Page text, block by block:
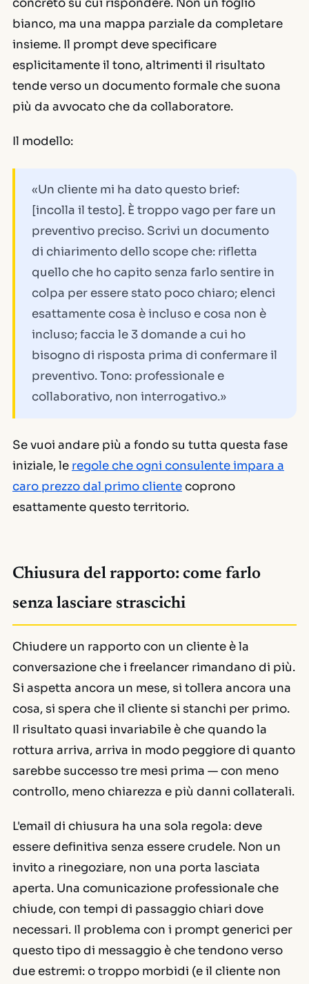
concreto su cui rispondere. Non un foglio
bianco, ma una mappa parziale da completare
insieme. Il prompt deve specificare
esplicitamente il tono, altrimenti il risultato
tende verso un documento formale che suona
più da avvocato che da collaboratore.
Il modello:
«Un cliente mi ha dato questo brief:
[incolla il testo]. È troppo vago per fare un
preventivo preciso. Scrivi un documento
di chiarimento dello scope che: rifletta
quello che ho capito senza farlo sentire in
colpa per essere stato poco chiaro; elenci
esattamente cosa è incluso e cosa non è
incluso; faccia le 3 domande a cui ho
bisogno di risposta prima di confermare il
preventivo. Tono: professionale e
collaborativo, non interrogativo.»
Se vuoi andare più a fondo su tutta questa fase
iniziale, le regole che ogni consulente impara a
caro prezzo dal primo clientecoprono
esattamente questo territorio.
Chiusura del rapporto: come farlo
senza lasciare strascichi
Chiudere un rapporto con un cliente è la
conversazione che i freelancer rimandano di più.
Si aspetta ancora un mese, si tollera ancora una
cosa, si spera che il cliente si stanchi per primo.
Il risultato quasi invariabile è che quando la
rottura arriva, arriva in modo peggiore di quanto
sarebbe successo tre mesi prima — con meno
controllo, meno chiarezza e più danni collaterali.
L'email di chiusura ha una sola regola: deve
essere definitiva senza essere crudele. Non un
invito a rinegoziare, non una porta lasciata
aperta. Una comunicazione professionale che
chiude, con tempi di passaggio chiari dove
necessari. Il problema con i prompt generici per
questo tipo di messaggio è che tendono verso
due estremi: o troppo morbidi (e il cliente non